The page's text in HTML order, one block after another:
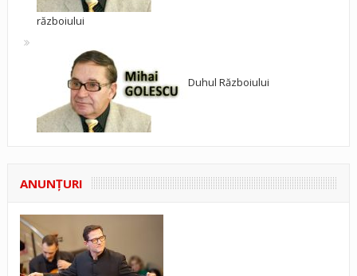
războiului
Duhul Războiului
ANUNŢURI